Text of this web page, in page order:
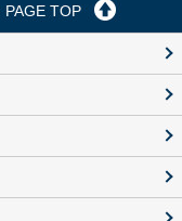
PAGE TOP